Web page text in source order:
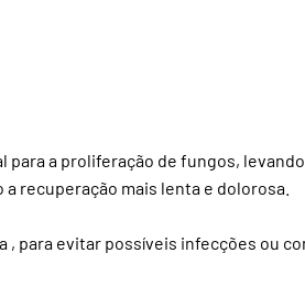
a proliferação de fungos,
recuperação mais lenta e dolorosa.
, para evitar possíveis infecções ou